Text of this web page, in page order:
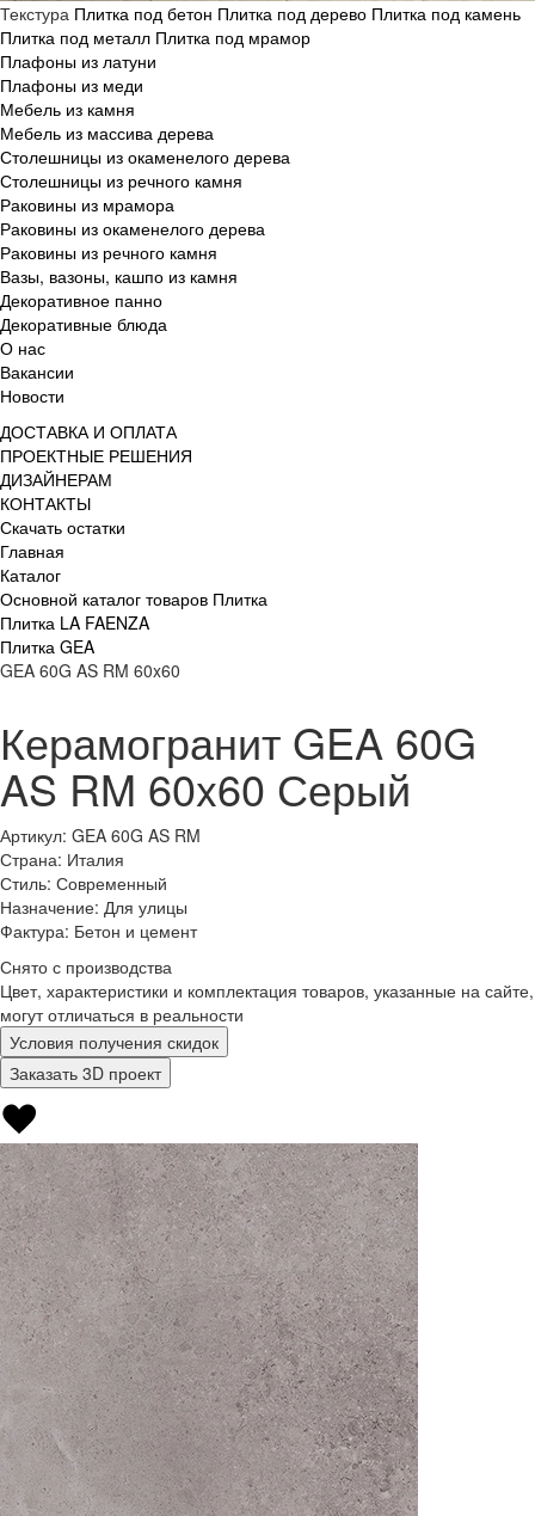
Текстура Плитка под бетон Плитка под дерево Плитка под камень
Плитка под металл Плитка под мрамор
Плафоны из латуни
Плафоны из меди
Мебель из камня
Мебель из массива дерева
Столешницы из окаменелого дерева
Столешницы из речного камня
Раковины из мрамора
Раковины из окаменелого дерева
Раковины из речного камня
Вазы, вазоны, кашпо из камня
Декоративное панно
Декоративные блюда
О нас
Вакансии
Новости
ДОСТАВКА И ОПЛАТА
ПРОЕКТНЫЕ РЕШЕНИЯ
ДИЗАЙНЕРАМ
КОНТАКТЫ
Скачать остатки
Главная
Каталог
Основной каталог товаров Плитка
Плитка LA FAENZA
Плитка GEA
GEA 60G AS RM 60x60
Керамогранит GEA 60G
AS RM 60x60 Серый
Артикул: GEA 60G AS RM
Страна: Италия
Стиль: Современный
Назначение: Для улицы
Фактура: Бетон и цемент
Снято с производства
Цвет, характеристики и комплектация товаров, указанные на сайте,
могут отличаться в реальности
Условия получения скидок
Заказать 3D проект